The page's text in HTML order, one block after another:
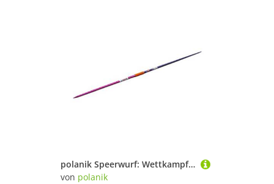
polanik Speerwurf: Wettkampfspeer AIR Flyer 600 Gramm
von polanik